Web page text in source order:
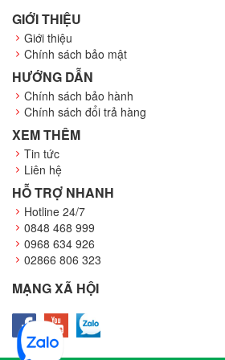
GIỚI THIỆU
Giới thiệu
Chính sách bảo mật
HƯỚNG DẪN
Chính sách bảo hành
Chính sách đổi trả hàng
XEM THÊM
Tin tức
Liên hệ
HỖ TRỢ NHANH
Hotline 24/7
0848 468 999
0968 634 926
02866 806 323
MẠNG XÃ HỘI